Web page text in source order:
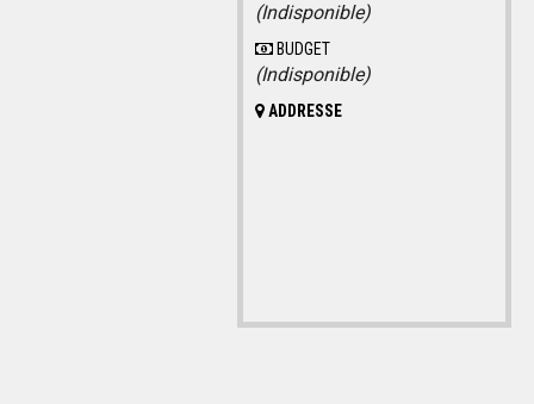
(Indisponible)
BUDGET
(Indisponible)
ADDRESSE